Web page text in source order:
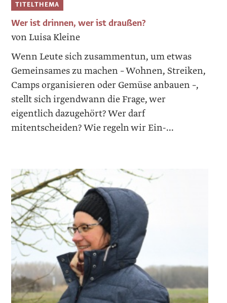
TITELTHEMA
Wer ist drinnen, wer ist draußen?
von Luisa Kleine
Wenn Leute sich zusammentun, um etwas
Gemeinsames zu machen – Wohnen, Streiken,
Camps organisieren oder Gemüse anbauen –,
stellt sich irgendwann die Frage, wer
eigentlich dazugehört? Wer darf
mitentscheiden? Wie regeln wir Ein-...